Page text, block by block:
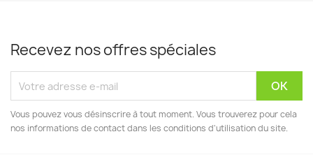
Recevez nos offres spéciales
Vous pouvez vous désinscrire à tout moment. Vous trouverez pour cela
nos informations de contact dans les conditions d'utilisation du site.